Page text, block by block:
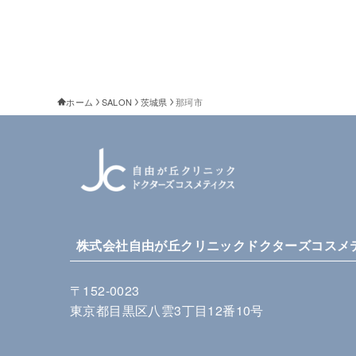
ホーム SALON 茨城県 那珂市
株式会社自由が丘クリニックドクターズコスメ
〒152-0023
東京都目黒区八雲3丁目12番10号